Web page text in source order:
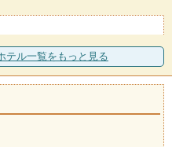
さらに上流へ進んだ場所にあ
を望
テル一覧をもっと見る